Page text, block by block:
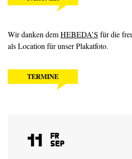
Wir danken demHEBEDA’S für die
als Location für unser Plakatfoto.
TERMINE
11 Fr
Sep